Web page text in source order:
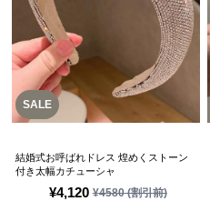
SALE
¥4,120 ¥4580(割引前)
結婚式お呼ばれドレス 煌めくストーン
付き太幅カチューシャ